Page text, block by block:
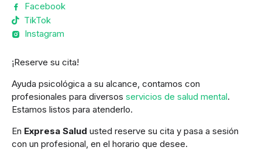
Facebook
TikTok
Instagram
¡Reserve su cita!
Ayuda psicológica a su alcance, contamos con
profesionales para diversos servicios de salud mental.
Estamos listos para atenderlo.
En Expresa Salud usted reserve su cita y pasa a sesión
con un profesional, en el horario que desee.